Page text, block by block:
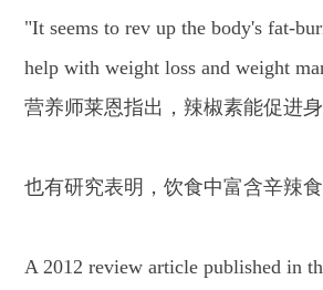
"It seems to rev up the body's fat-
help with weight loss and weight
营养师莱恩指出，辣椒素能促进
也有研究表明，饮食中富含辛辣食
A 2012 review article published in